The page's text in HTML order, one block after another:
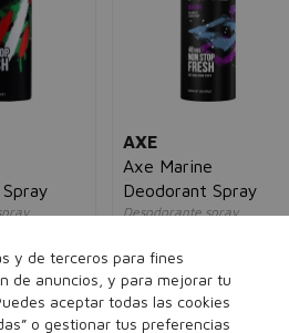
Axe Marine
Deodorant Spray
Desodorante spray
4,00€ 2,95€
150 ml 200 ml
y de terceros para fines
de anuncios, y para mejorar tu
aceptar todas las cookies
o gestionar tus preferencias